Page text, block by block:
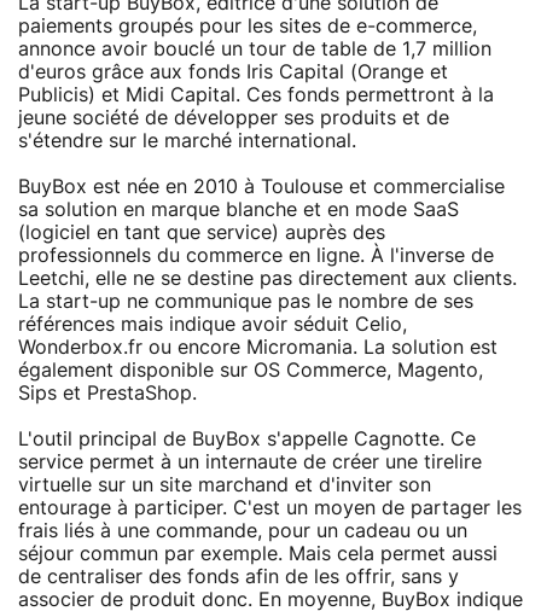
paiements groupés pour les sites de e-commerce,
annonce avoir bouclé un tour de table de 1,7 million
d'euros grâce aux fonds Iris Capital (Orange et
Publicis) et Midi Capital. Ces fonds permettront à la
jeune société de développer ses produits et de
s'étendre sur le marché international.
BuyBox est née en 2010 à Toulouse et commercialise
sa solution en marque blanche et en mode SaaS
(logiciel en tant que service) auprès des
professionnels du commerce en ligne. À l'inverse de
Leetchi, elle ne se destine pas directement aux clients.
La start-up ne communique pas le nombre de ses
références mais indique avoir séduit Celio,
Wonderbox.fr ou encore Micromania. La solution est
également disponible sur OS Commerce, Magento,
Sips et PrestaShop.
L'outil principal de BuyBox s'appelle Cagnotte. Ce
service permet à un internaute de créer une tirelire
virtuelle sur un site marchand et d'inviter son
entourage à participer. C'est un moyen de partager les
frais liés à une commande, pour un cadeau ou un
séjour commun par exemple. Mais cela permet aussi
de centraliser des fonds afin de les offrir, sans y
associer de produit donc. En moyenne, BuyBox indique